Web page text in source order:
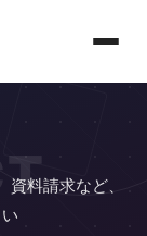
料請求など、